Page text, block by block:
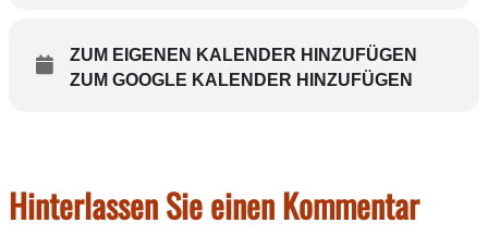
ZUM EIGENEN KALENDER HINZUFÜGEN
ZUM GOOGLE KALENDER HINZUFÜGEN
Hinterlassen Sie einen Kommentar